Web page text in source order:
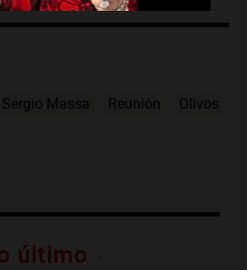
Sergio Massa Reunión Olivos
último